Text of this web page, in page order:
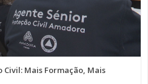
Mais Formação, Mais